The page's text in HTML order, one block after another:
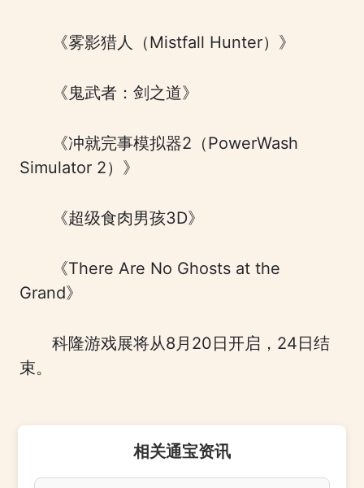
《雾影猎人（Mistfall Hunter）》
《鬼武者：剑之道》
《冲就完事模拟器2（PowerWash
Simulator 2）》
《超级食肉男孩3D》
《There Are No Ghosts at the
Grand》
科隆游戏展将从8月20日开启，24日结
束。
相关通宝资讯